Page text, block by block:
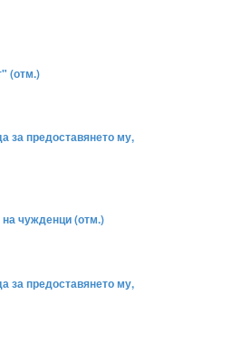
(отм.)
за предоставянето му,
на чужденци (отм.)
за предоставянето му,